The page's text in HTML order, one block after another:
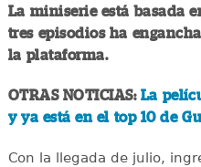
La miniserie está basada
tres episodios ha
la plataforma.
OTRAS NOTICIAS: La
y ya está en el top 10 de
Con la llegada de julio,